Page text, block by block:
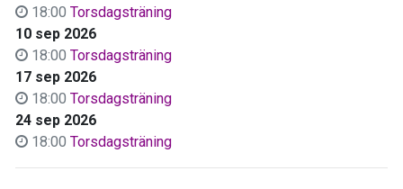
18:00 Torsdagsträning
10 sep 2026
18:00 Torsdagsträning
17 sep 2026
18:00 Torsdagsträning
24 sep 2026
18:00 Torsdagsträning